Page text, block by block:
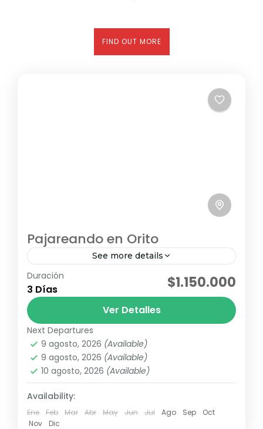
FIND OUT MORE
Pajareando en Orito
See more details
avistamiento de fauna
Orito, Putumayo, es un verdadero santuario
para los amantes del avistamiento de aves.
Con más de 560 especies registradas, este
destino escondido en el sur...
Chigayaco,Corunta,K'uychi-Mila
Escondida ,Mayju, Sagy Ecolodge
Medio
2 Personas
Duración
3 Días $1.150.000
Ver Detalles
Next Departures
9 agosto, 2026 (Available)
9 agosto, 2026 (Available)
10 agosto, 2026 (Available)
Availability:
Ene Feb Mar Abr May Jun Jul Ago Sep
Oct
Nov
Dic